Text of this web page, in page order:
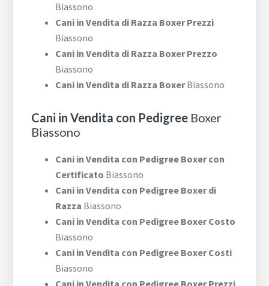
Biassono
Cani in Vendita di Razza Boxer Prezzi
Biassono
Cani in Vendita di Razza Boxer Prezzo
Biassono
Cani in Vendita di Razza BoxerBiassono
Cani in Vendita con Pedigree Boxer
Biassono
Cani in Vendita con Pedigree Boxer con
Certificato Biassono
Cani in Vendita con Pedigree Boxer di
Razza Biassono
Cani in Vendita con Pedigree Boxer Costo
Biassono
Cani in Vendita con Pedigree Boxer Costi
Biassono